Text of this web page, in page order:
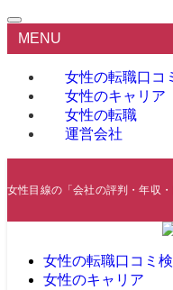
MENU
女性の転職口コ
女性のキャリア
女性の転職
運営会社
女性目線の「会社の評判・年収
女性の転職口コミ
女性のキャリア